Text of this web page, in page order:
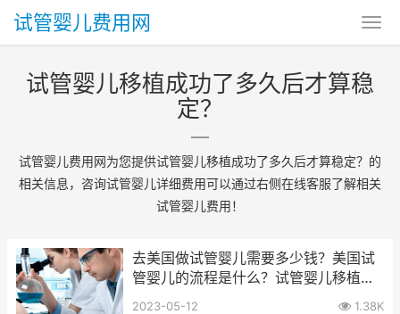
试管婴儿费用网
试管婴儿移植成功了多久后才算稳
定？
试管婴儿费用网为您提供试管婴儿移植成功了多久后才算稳定？的
相关信息，咨询试管婴儿详细费用可以通过右侧在线客服了解相关
试管婴儿费用！
去美国做试管婴儿需要多少钱？美国试
管婴儿的流程是什么？试管婴儿移植成
功了多久后才算稳定？
2023-05-12 1.38K